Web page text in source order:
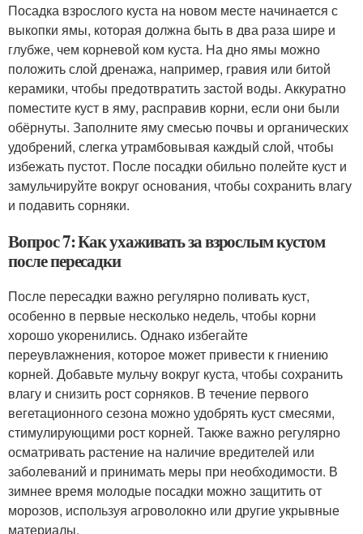
Посадка взрослого куста на новом месте начинается с
выкопки ямы, которая должна быть в два раза шире и
глубже, чем корневой ком куста. На дно ямы можно
положить слой дренажа, например, гравия или битой
керамики, чтобы предотвратить застой воды. Аккуратно
поместите куст в яму, расправив корни, если они были
обёрнуты. Заполните яму смесью почвы и органических
удобрений, слегка утрамбовывая каждый слой, чтобы
избежать пустот. После посадки обильно полейте куст и
замульчируйте вокруг основания, чтобы сохранить влагу
и подавить сорняки.
Вопрос 7: Как ухаживать за взрослым кустом
после пересадки
После пересадки важно регулярно поливать куст,
особенно в первые несколько недель, чтобы корни
хорошо укоренились. Однако избегайте
переувлажнения, которое может привести к гниению
корней. Добавьте мульчу вокруг куста, чтобы сохранить
влагу и снизить рост сорняков. В течение первого
вегетационного сезона можно удобрять куст смесями,
стимулирующими рост корней. Также важно регулярно
осматривать растение на наличие вредителей или
заболеваний и принимать меры при необходимости. В
зимнее время молодые посадки можно защитить от
морозов, используя агроволокно или другие укрывные
материалы.